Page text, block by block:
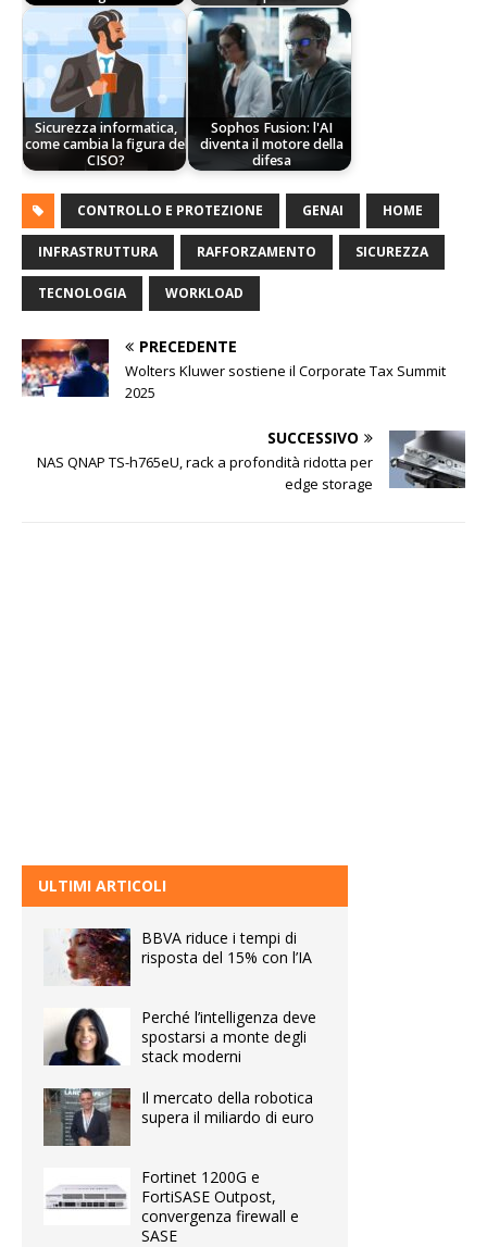
Sicurezza informatica,
come cambia la figura del
CISO?
Sophos Fusion: l'AI
diventa il motore della
difesa
CONTROLLO E PROTEZIONE GENAI HOME
INFRASTRUTTURA RAFFORZAMENTO SICUREZZA
TECNOLOGIA WORKLOAD
PRECEDENTE
Wolters Kluwer sostiene il Corporate Tax Summit
2025
SUCCESSIVO
NAS QNAP TS-h765eU, rack a profondità ridotta per
edge storage
ULTIMI ARTICOLI
BBVA riduce i tempi di
risposta del 15% con l’IA
Perché l’intelligenza deve
spostarsi a monte degli
stack moderni
Il mercato della robotica
supera il miliardo di euro
Fortinet 1200G e
FortiSASE Outpost,
convergenza firewall e
SASE